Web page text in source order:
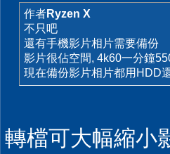
作者Ryzen X
不只吧
還有手機影片相片需要備份
影片很佔空間, 4k60一分鐘
現在備份影片相片都用HDD
轉檔可大幅縮小